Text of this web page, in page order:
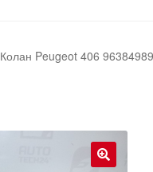
Peugeot 406